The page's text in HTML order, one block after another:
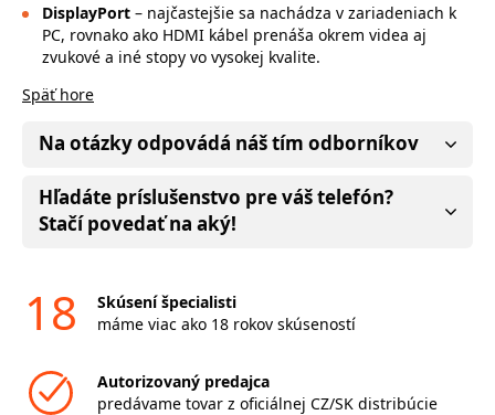
DisplayPort – najčastejšie sa nachádza v zariadeniach k
PC, rovnako ako HDMI kábel prenáša okrem videa aj
zvukové a iné stopy vo vysokej kvalite.
Späť hore
Na otázky odpovádá náš tím odborníkov
Hľadáte príslušenstvo pre váš telefón?
Stačí povedať na aký!
18
Skúsení špecialisti
máme viac ako 18 rokov skúseností
Autorizovaný predajca
predávame tovar z oficiálnej CZ/SK distribúcie